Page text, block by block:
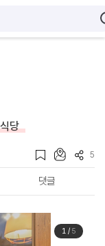
당
5
댓글
1/ 5